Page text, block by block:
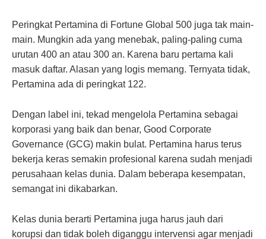
Peringkat Pertamina di Fortune Global 500 juga tak main-
main. Mungkin ada yang menebak, paling-paling cuma
urutan 400 an atau 300 an. Karena baru pertama kali
masuk daftar. Alasan yang logis memang. Ternyata tidak,
Pertamina ada di peringkat 122.
Dengan label ini, tekad mengelola Pertamina sebagai
korporasi yang baik dan benar, Good Corporate
Governance (GCG) makin bulat. Pertamina harus terus
bekerja keras semakin profesional karena sudah menjadi
perusahaan kelas dunia. Dalam beberapa kesempatan,
semangat ini dikabarkan.
Kelas dunia berarti Pertamina juga harus jauh dari
korupsi dan tidak boleh diganggu intervensi agar menjadi